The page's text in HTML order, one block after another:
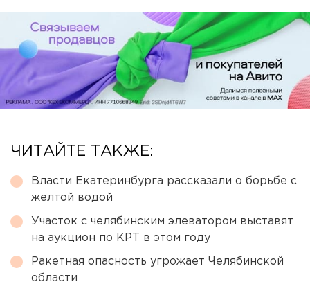
ЧИТАЙТЕ ТАКЖЕ:
Власти Екатеринбурга рассказали о борьбе с
желтой водой
Участок с челябинским элеватором выставят
на аукцион по КРТ в этом году
Ракетная опасность угрожает Челябинской
области